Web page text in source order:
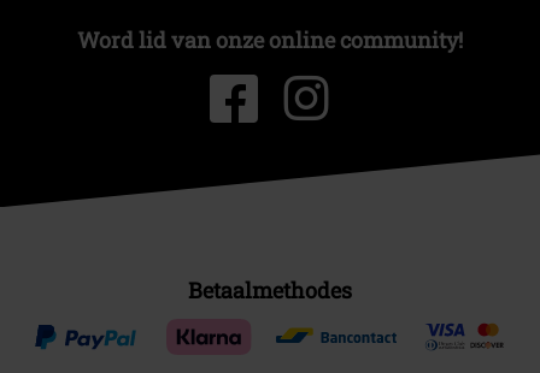
Word lid van onze online community!
Betaalmethodes